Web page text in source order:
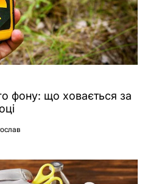
фону: що ховається за